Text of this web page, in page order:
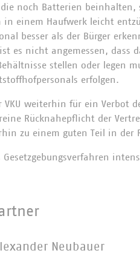
die noch Batterien
in einem Haufwerk leicht
besser als der Bürger
es nicht angemessen, dass
stellen oder legen
erfolgen.
VKU weiterhin für ein
Rücknahepflicht der
zu einem guten Teil in
Gesetzgebungsverfahren
Neubauer